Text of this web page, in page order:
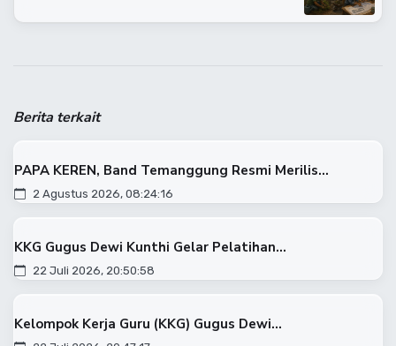
Berita terkait
PAPA KEREN, Band Temanggung Resmi Merilis...
2 Agustus 2026, 08:24:16
KKG Gugus Dewi Kunthi Gelar Pelatihan...
22 Juli 2026, 20:50:58
Kelompok Kerja Guru (KKG) Gugus Dewi...